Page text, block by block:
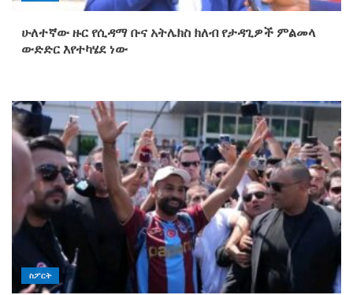
ሁለተኛው ዙር የሲዳማ ቡና አትሌክስ ክለብ የታዳጊዎች ምልመላ
ውድድር እየተካሄደ ነው
ስፖርት